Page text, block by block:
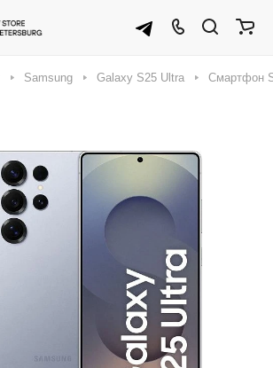
Samsung Galaxy S25 Ultra Смартфон